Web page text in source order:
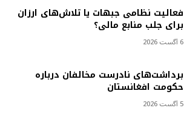
فعالیت نظامی جبهات یا تلاش‌های ارزان
برای جلب منابع مالی؟
6 آگست 2026
برداشت‌های نادرست مخالفان درباره
حکومت افغانستان
5 آگست 2026